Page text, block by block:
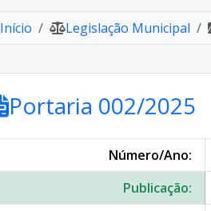
Início Legislação Municipal
Portaria 002/2025
Número/Ano:
Publicação: